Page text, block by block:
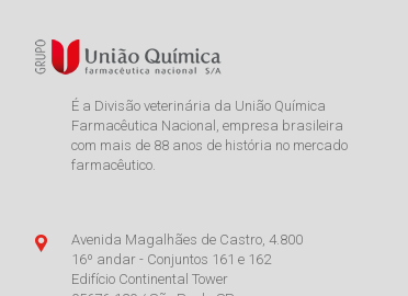
É a Divisão veterinária da União Química
Farmacêutica Nacional, empresa brasileira
com mais de 88 anos de história no mercado
farmacêutico.
Avenida Magalhães de Castro, 4.800
16º andar - Conjuntos 161 e 162
Edifício Continental Tower